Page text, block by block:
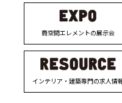
商空間エレメントの展示会
インテリア・建築専門の求人情